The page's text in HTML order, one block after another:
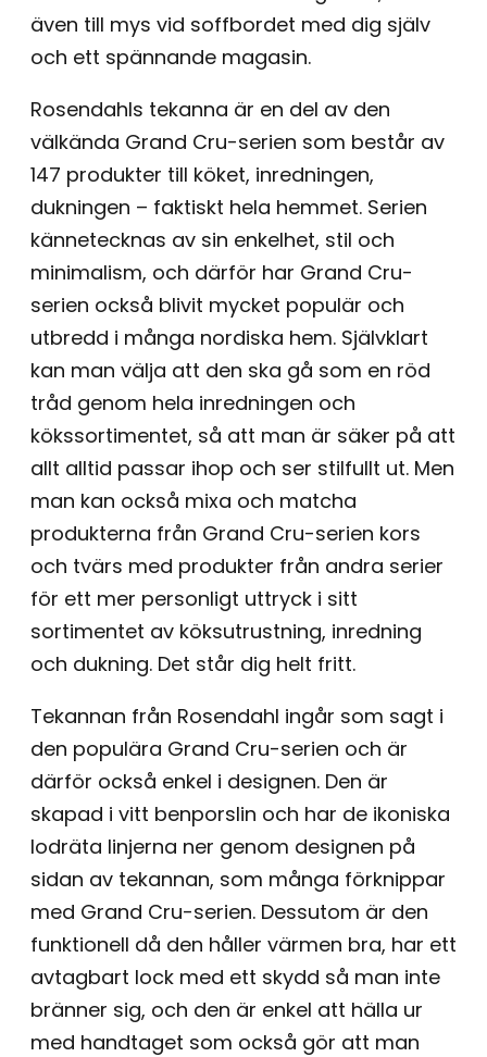
även till mys vid soffbordet med dig själv
och ett spännande magasin.
Rosendahls tekanna är en del av den
välkända Grand Cru-serien som består av
147 produkter till köket, inredningen,
dukningen – faktiskt hela hemmet. Serien
kännetecknas av sin enkelhet, stil och
minimalism, och därför har Grand Cru-
serien också blivit mycket populär och
utbredd i många nordiska hem. Självklart
kan man välja att den ska gå som en röd
tråd genom hela inredningen och
kökssortimentet, så att man är säker på att
allt alltid passar ihop och ser stilfullt ut. Men
man kan också mixa och matcha
produkterna från Grand Cru-serien kors
och tvärs med produkter från andra serier
för ett mer personligt uttryck i sitt
sortimentet av köksutrustning, inredning
och dukning. Det står dig helt fritt.
Tekannan från Rosendahl ingår som sagt i
den populära Grand Cru-serien och är
därför också enkel i designen. Den är
skapad i vitt benporslin och har de ikoniska
lodräta linjerna ner genom designen på
sidan av tekannan, som många förknippar
med Grand Cru-serien. Dessutom är den
funktionell då den håller värmen bra, har ett
avtagbart lock med ett skydd så man inte
bränner sig, och den är enkel att hälla ur
med handtaget som också gör att man